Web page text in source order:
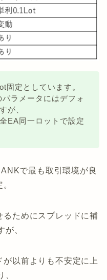
固定としています。
ラメータにはデフォ
が、
EA同一ロットで設定
で最も取引環境が良
ためにスプレッドに補
が、
以前よりも不安定に上
、